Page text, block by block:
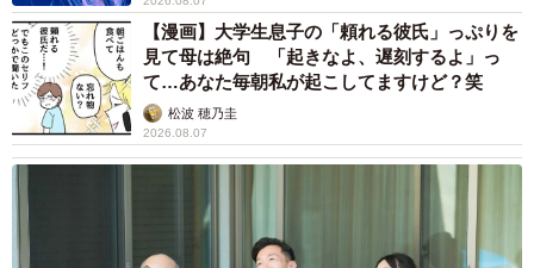
【漫画】大学生息子の「頼れる彼氏」っぷりを
見て母は絶句 「起きなよ、遅刻するよ」っ
て…あなた毎朝私が起こしてますけど？笑
松波 穂乃圭
2026.08.07